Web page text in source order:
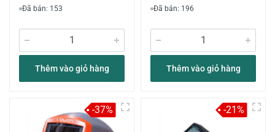
Đã bán: 153
Thêm vào giỏ hàng
Đã bán: 196
Thêm vào giỏ hàng
-37% -21%